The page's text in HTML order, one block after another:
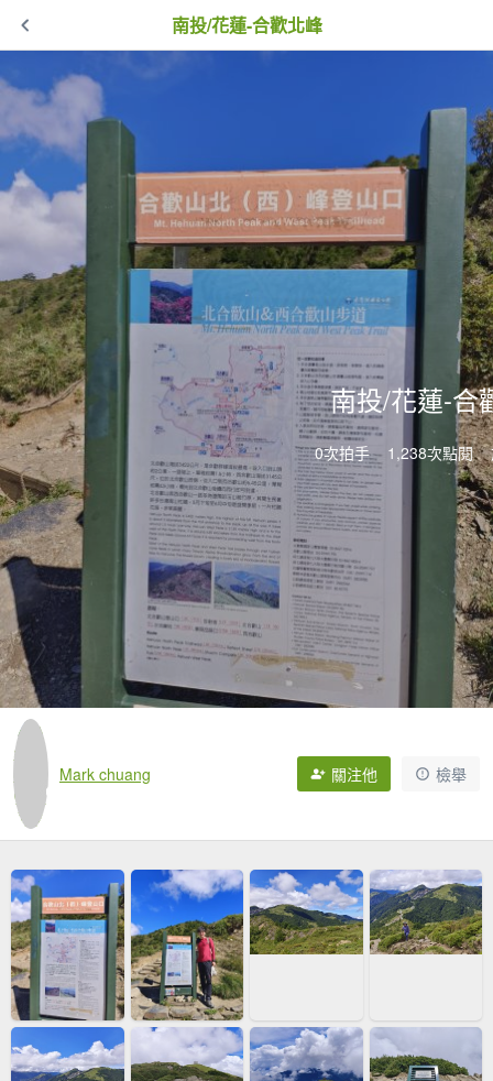
南投/花蓮-合歡北峰
南投/花蓮-合
0次拍手 1,238次點閱
Mark chuang 關注他 檢舉